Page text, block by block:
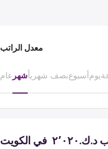
معدل الراتب
عام شهرنصف شهرياًأسبوعيوم
في الكويت